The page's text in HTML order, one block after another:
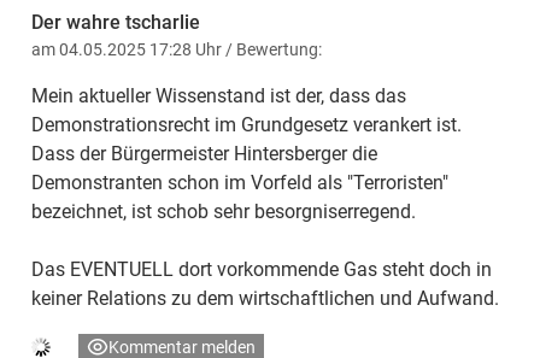
Der wahre tscharlie
am 04.05.2025 17:28 Uhr / Bewertung:
Mein aktueller Wissenstand ist der, dass das
Demonstrationsrecht im Grundgesetz verankert ist.
Dass der Bürgermeister Hintersberger die
Demonstranten schon im Vorfeld als "Terroristen"
bezeichnet, ist schob sehr besorgniserregend.
Das EVENTUELL dort vorkommende Gas steht doch in
keiner Relations zu dem wirtschaftlichen und Aufwand.
Kommentar melden